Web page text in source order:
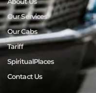
Our Services
Our Cabs
Tariff
SpiritualPlaces
Contact Us